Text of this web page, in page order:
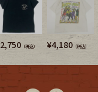
2,750 （税込） ¥4,180 （税込）